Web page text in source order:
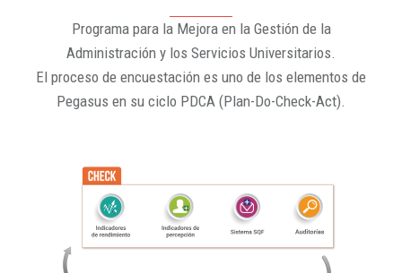
Programa para la Mejora en la Gestión de la
Administración y los Servicios Universitarios.
El proceso de encuestación es uno de los elementos de
Pegasus en su ciclo PDCA (Plan-Do-Check-Act).